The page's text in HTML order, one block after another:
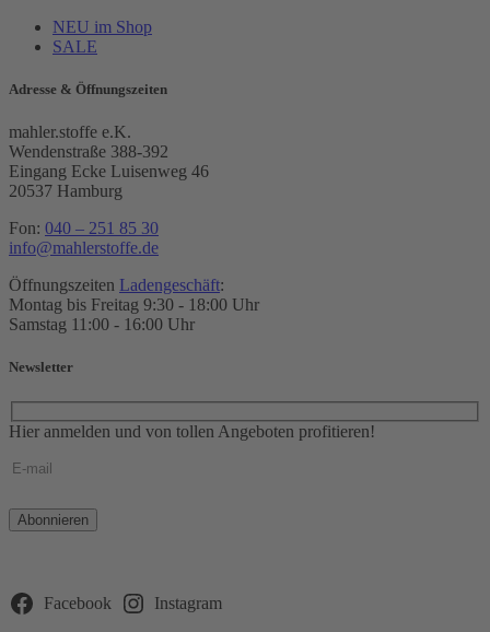
NEU im Shop
SALE
Adresse & Öffnungszeiten
mahler.stoffe e.K.
Wendenstraße 388-392
Eingang Ecke Luisenweg 46
20537 Hamburg
Fon: 040 – 251 85 30
info@mahlerstoffe.de
Öffnungszeiten Ladengeschäft:
Montag bis Freitag 9:30 - 18:00 Uhr
Samstag 11:00 - 16:00 Uhr
Newsletter
Hier anmelden und von tollen Angeboten profitieren!
Bitte
lasse
leer.
Facebook Instagram